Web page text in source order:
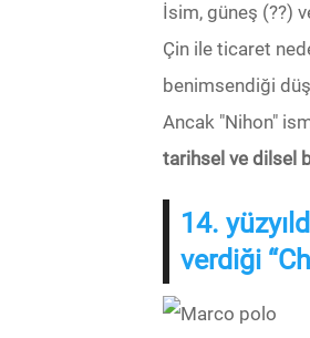
İsim, güneş (??)
Çin ile ticaret
benimsendiği
Ancak "Nihon"
tarihsel ve dilsel
14.
verdiği